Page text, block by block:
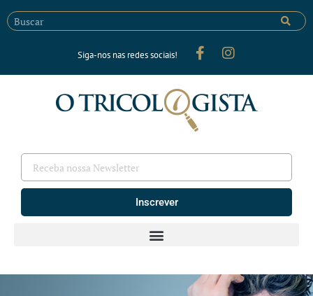
Siga-nos nas redes sociais!
Inscrever